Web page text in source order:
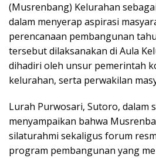
(Musrenbang) Kelurahan
dalam menyerap aspirasi
perencanaan pembangunan
tersebut dilaksanakan di Aula
dihadiri oleh unsur pemerintah
kelurahan, serta perwakilan
Lurah Purwosari, Sutoro, dalam
menyampaikan bahwa
silaturahmi sekaligus forum
program pembangunan yang